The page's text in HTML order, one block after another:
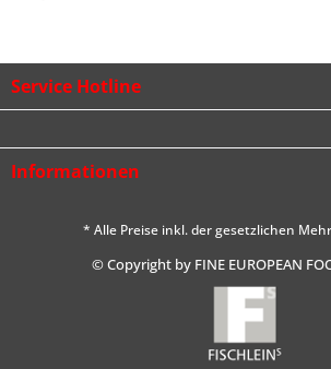
Service Hotline
Informationen
* Alle Preise inkl. der gesetzlichen
© Copyright by FINE EUROPEAN